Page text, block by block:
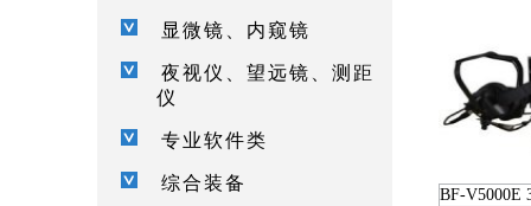
显微镜、内窥镜
夜视仪、望远镜、测距
仪
专业软件类
综合装备
BF-V5000E